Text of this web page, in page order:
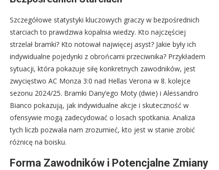
Szczegółowe statystyki kluczowych graczy w bezpośrednich
starciach to prawdziwa kopalnia wiedzy. Kto najczęściej
strzelał bramki? Kto notował najwięcej asyst? Jakie były ich
indywidualne pojedynki z obrońcami przeciwnika? Przykładem
sytuacji, która pokazuje siłę konkretnych zawodników, jest
zwycięstwo AC Monza 3:0 nad Hellas Verona w 8. kolejce
sezonu 2024/25. Bramki Dany’ego Moty (dwie) i Alessandro
Bianco pokazują, jak indywidualne akcje i skuteczność w
ofensywie mogą zadecydować o losach spotkania. Analiza
tych liczb pozwala nam zrozumieć, kto jest w stanie zrobić
różnicę na boisku.
Forma Zawodników i Potencjalne Zmiany